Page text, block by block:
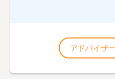
アドバイザ